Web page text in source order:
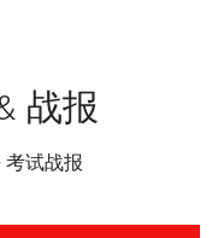
战报
考试战报